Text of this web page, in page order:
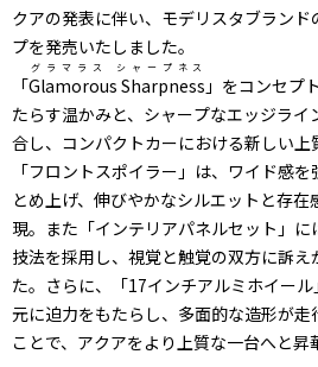
クアの発表に伴い、モデリスタブラン
プを発売いたしました。
「Glamorous Sharpness
グラマラス シャープネス
」をコンセプ
たらす温かみと、シャープなエッジラ
合し、コンパクトカーにおける新しい上
「フロントスポイラー」は、ワイド感
とめ上げ、伸びやかなシルエットと存
現。また「インテリアパネルセット」
技法を採用し、視覚と触覚の双方に訴え
た。さらに、「17インチアルミホイー
元に迫力をもたらし、多面的な造形が
ことで、アクアをより上質な一台へと昇